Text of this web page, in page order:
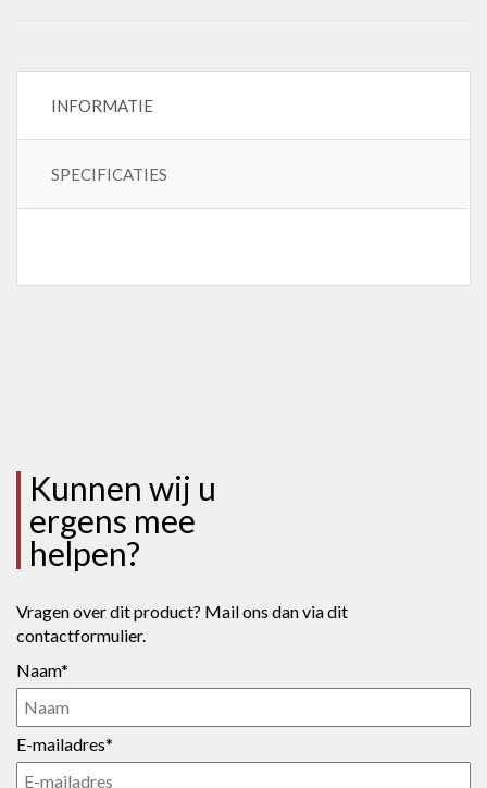
INFORMATIE
SPECIFICATIES
Kunnen wij u
ergens mee
helpen?
Vragen over dit product? Mail ons dan via dit
contactformulier.
Naam*
E-mailadres*